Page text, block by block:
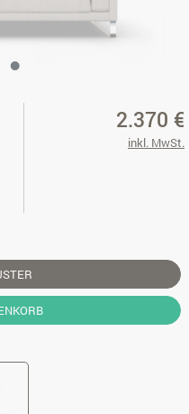
2.370 €
inkl. MwSt.